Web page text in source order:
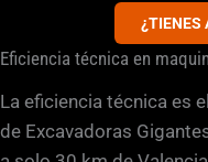
¿TIENES
Eficiencia técnica en
La eficiencia técnica es
de Excavadoras